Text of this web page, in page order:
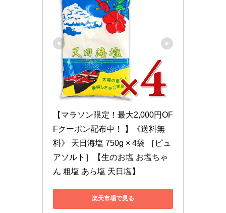
【マラソン限定！最大2,000円OF
Fクーポン配布中！ 】《送料無
料》 天日海塩 750g × 4袋 ［ピュ
アソルト］【生のお塩 お塩ちゃ
ん 粗塩 あら塩 天日塩】
楽天市場で見る